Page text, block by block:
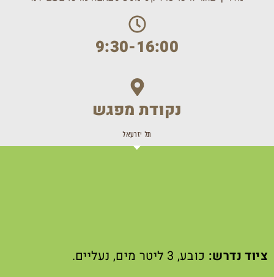
9:30-16:00
נקודת מפגש
תל יזרעאל
ציוד נדרש: כובע, 3 ליטר מים, נעליים.